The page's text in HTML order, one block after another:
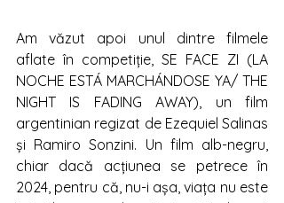
Am văzut apoi unul dintre filmele
aflate în competiție, SE FACE ZI (LA
NOCHE ESTÁ MARCHÁNDOSE YA/ THE
NIGHT IS FADING AWAY), un film
argentinian regizat de Ezequiel Salinas
și Ramiro Sonzini. Un film alb-negru,
chiar dacă acțiunea se petrece în
2024, pentru că, nu-i așa, viața nu este